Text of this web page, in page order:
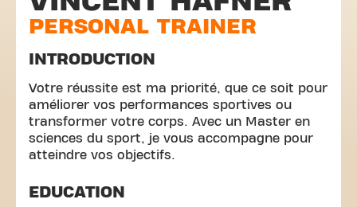
PERSONAL TRAINER
INTRODUCTION
Votre réussite est ma priorité, que ce soit pour
améliorer vos performances sportives ou
transformer votre corps. Avec un Master en
sciences du sport, je vous accompagne pour
atteindre vos objectifs.
EDUCATION